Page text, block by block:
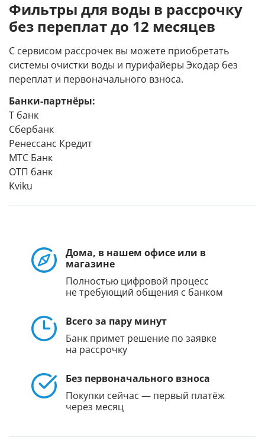
Фильтры для воды в рассрочку
без переплат до 12 месяцев
С сервисом рассрочек вы можете приобретать
системы очистки воды и пурифайеры Экодар без
переплат и первоначального взноса.
Банки-партнёры:
Т банк
Сбербанк
Ренессанс Кредит
МТС Банк
ОТП банк
Kviku
Дома, в нашем офисе или в
магазине
Полностью цифровой процесс
не требующий общения с банком
Всего за пару минут
Банк примет решение по заявке
на рассрочку
Без первоначального взноса
Покупки сейчас — первый платёж
через месяц